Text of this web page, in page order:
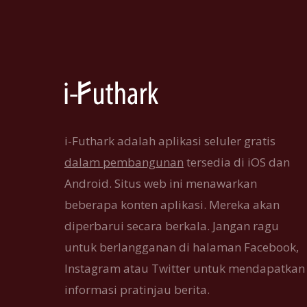
i-Futhark adalah aplikasi seluler gratis
dalam pembangunan tersedia di iOS dan
Android. Situs web ini menawarkan
beberapa konten aplikasi. Mereka akan
diperbarui secara berkala. Jangan ragu
untuk berlangganan di halaman Facebook,
Instagram atau Twitter untuk mendapatkan
informasi pratinjau berita.